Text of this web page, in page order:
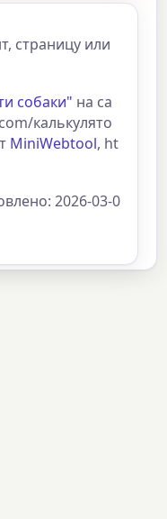
страницу или
собаки" на са
калькулято
MiniWebtool, ht
2026-03-0